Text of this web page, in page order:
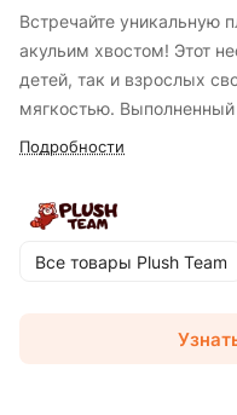
Встречайте уникальную
акульим хвостом! Этот
детей, так и взрослых
мягкостью.
этот кот идеален для
животных и
мягких игрушек.
Подробности
Все товары Plush Team